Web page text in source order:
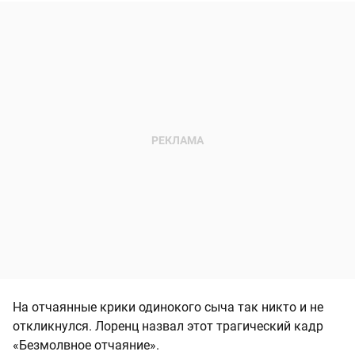
На отчаянные крики одинокого сыча так никто и не
откликнулся. Лоренц назвал этот трагический кадр
«Безмолвное отчаяние».